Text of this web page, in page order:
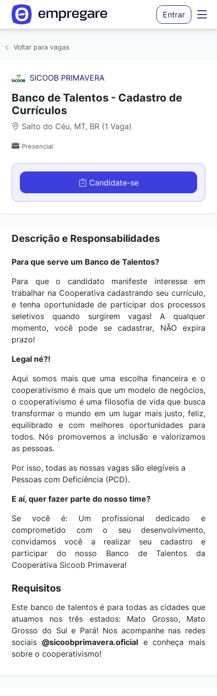
Entrar
Voltar para vagas
SICOOB PRIMAVERA
Banco de Talentos - Cadastro de
Currículos
Salto do Céu, MT, BR (1 Vaga)
Presencial
Candidate-se
Descrição e Responsabilidades
Para que serve um Banco de Talentos?
Para que o candidato manifeste interesse em
trabalhar na Cooperativa cadastrando seu currículo,
e tenha oportunidade de participar dos processos
seletivos quando surgirem vagas! A qualquer
momento, você pode se cadastrar, NÃO expira
prazo!
Legal né?!
Aqui somos mais que uma escolha financeira e o
cooperativismo é mais que um modelo de negócios,
o cooperativismo é uma filosofia de vida que busca
transformar o mundo em um lugar mais justo, feliz,
equilibrado e com melhores oportunidades para
todos. Nós promovemos a inclusão e valorizamos
as pessoas.
Por isso, todas as nossas vagas são elegíveis a
Pessoas com Deficiência (PCD).
E aí, quer fazer parte do nosso time?
Se você é: Um profissional dedicado e
comprometido com o seu desenvolvimento,
convidamos você a realizar seu cadastro e
participar do nosso Banco de Talentos da
Cooperativa Sicoob Primavera!
Requisitos
Este banco de talentos é para todas as cidades que
atuamos nos três estados: Mato Grosso, Mato
Grosso do Sul e Pará! Nos acompanhe nas redes
sociais @sicoobprimavera.oficial e conheça mais
sobre o cooperativismo!